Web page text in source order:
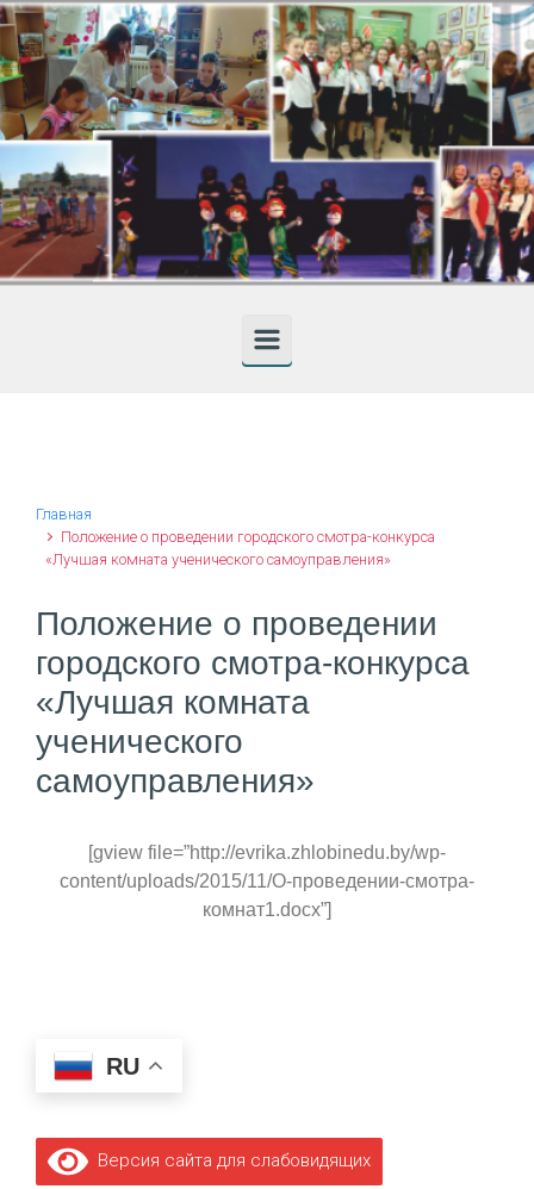
Skip to main content
Главная
Положение о проведении городского смотра-конкурса
«Лучшая комната ученического самоуправления»
Положение о проведении
городского смотра-конкурса
«Лучшая комната
ученического
самоуправления»
[gview file=”http://evrika.zhlobinedu.by/wp-
content/uploads/2015/11/О-проведении-смотра-
комнат1.docx”]
RU
Версия сайта для слабовидящих